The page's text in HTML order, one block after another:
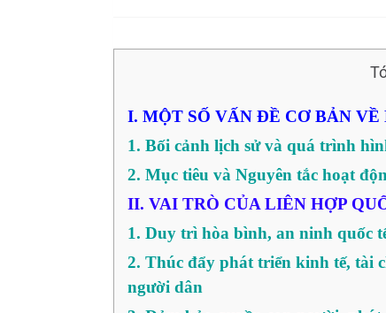
I. MỘT SỐ VẤN ĐỀ CƠ BẢN VỀ
1. Bối cảnh lịch sử và quá trình
2. Mục tiêu và Nguyên tắc hoạt
II. VAI TRÒ CỦA LIÊN HỢP
1. Duy trì hòa bình, an ninh quốc
2. Thúc đẩy phát triển kinh tế, tài
người dân